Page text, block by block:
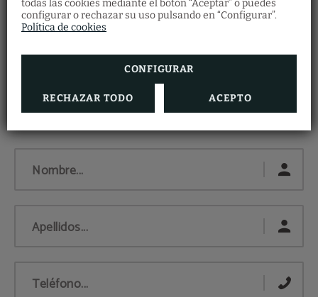
todas las cookies mediante el botón “Aceptar” o puedes
configurar o rechazar su uso pulsando en “Configurar”.
Política de cookies
CONFIGURAR
RECHAZAR TODO ACEPTO
Nombre...
Apellidos...
Teléfono...